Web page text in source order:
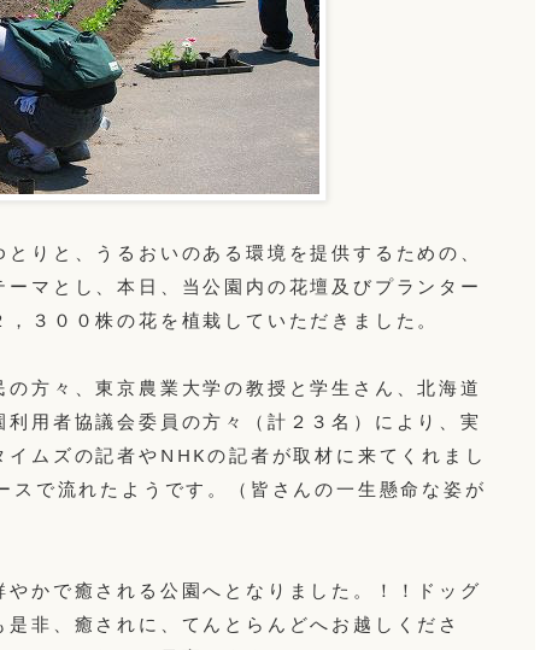
りと、うるおいのある環境を提供するための、
マとし、本日、当公園内の花壇及びプランター
３００株の花を植栽していただきました。
方々、東京農業大学の教授と学生さん、北海道
用者協議会委員の方々（計２３名）により、実
ムズの記者やNHKの記者が取材に来てくれまし
スで流れたようです。（皆さんの一生懸命な姿が
かで癒される公園へとなりました。！！ドッグ
非、癒されに、てんとらんどへお越しくださ